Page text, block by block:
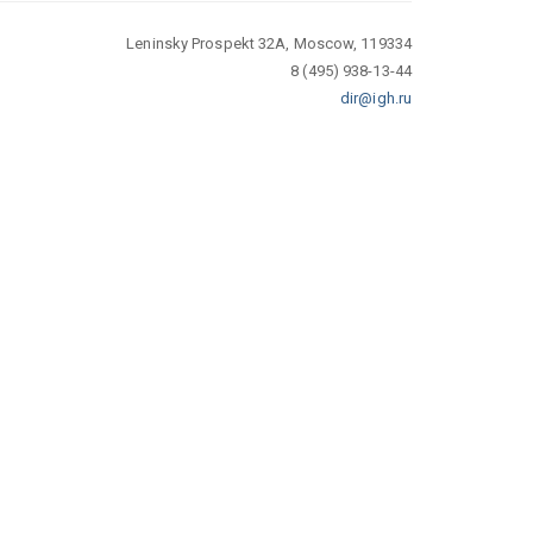
Leninsky Prospekt 32A, Moscow, 119334
8 (495) 938-13-44
dir@igh.ru